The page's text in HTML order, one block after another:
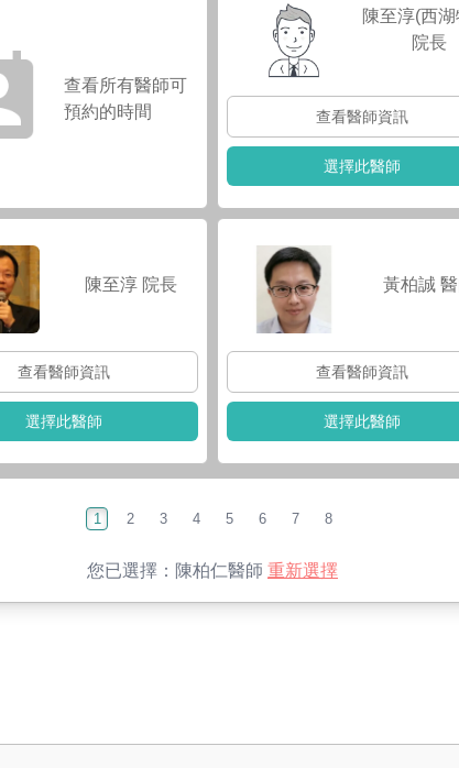
查看所有醫師可
預約的時間
陳至淳 院長
查看醫師資訊
選擇此醫師
陳至淳(西
院長
查看醫師資訊
選擇此醫師
黃柏誠
查看醫師資訊
選擇此醫師
1 2 3 4 5 6 7 8
您已選擇： 陳柏仁醫師 重新選擇